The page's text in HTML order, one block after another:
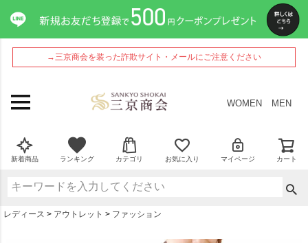
→三京商会を装った詐欺サイト・メールにご注意ください
WOMEN MEN
新着商品 ランキング カテゴリ お気に入り マイページ カート
レディース アウトレット ファッション
ペー
ジト
ップ
へ